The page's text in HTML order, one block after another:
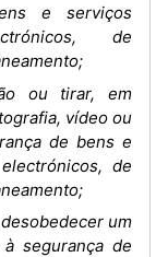
e serviços
de
ou tirar, em
vídeo ou
de bens e
de
um
segurança de